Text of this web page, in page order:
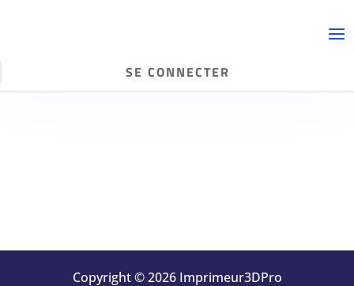
SE CONNECTER
Copyright © 2026 Imprimeur3DPro